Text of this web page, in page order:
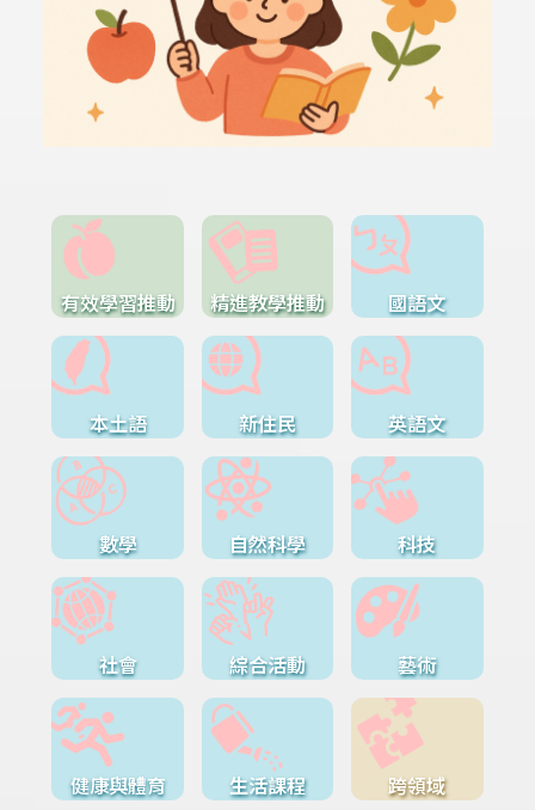
有效學習推動 精進教學推動 國語文
本土語 新住民 英語文
數學 自然科學 科技
社會 綜合活動 藝術
健康與體育 生活課程 跨領域